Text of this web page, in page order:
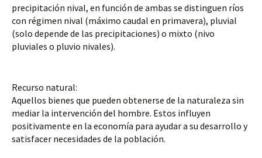
precipitación nival, en función de ambas se distinguen ríos
con régimen nival (máximo caudal en primavera), pluvial
(solo depende de las precipitaciones) o mixto (nivo
pluviales o pluvio nivales).
Recurso natural:
Aquellos bienes que pueden obtenerse de la naturaleza sin
mediar la intervención del hombre. Estos influyen
positivamente en la economía para ayudar a su desarrollo y
satisfacer necesidades de la población.